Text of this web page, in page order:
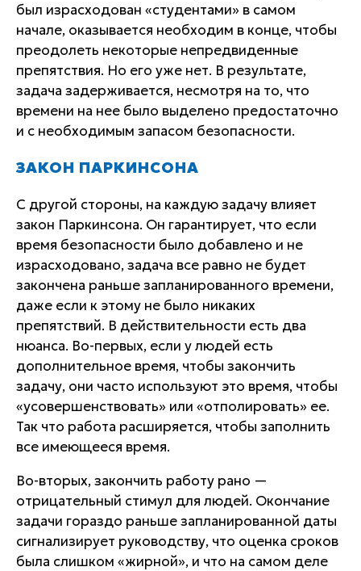
был израсходован «студентами» в самом
начале, оказывается необходим в конце, чтобы
преодолеть некоторые непредвиденные
препятствия. Но его уже нет. В результате,
задача задерживается, несмотря на то, что
времени на нее было выделено предостаточно
и с необходимым запасом безопасности.
ЗАКОН ПАРКИНСОНА
С другой стороны, на каждую задачу влияет
закон Паркинсона. Он гарантирует, что если
время безопасности было добавлено и не
израсходовано, задача все равно не будет
закончена раньше запланированного времени,
даже если к этому не было никаких
препятствий. В действительности есть два
нюанса. Во-первых, если у людей есть
дополнительное время, чтобы закончить
задачу, они часто используют это время, чтобы
«усовершенствовать» или «отполировать» ее.
Так что работа расширяется, чтобы заполнить
все имеющееся время.
Во-вторых, закончить работу рано —
отрицательный стимул для людей. Окончание
задачи гораздо раньше запланированной даты
сигнализирует руководству, что оценка сроков
была слишком «жирной», и что на самом деле